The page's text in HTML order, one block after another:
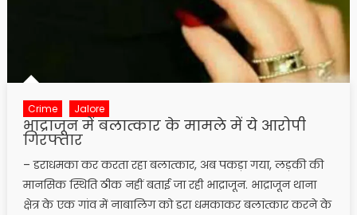
Crime Jalore
भाद्राजून में बलात्कार के मामले में ये आरोपी
गिरफ्तार
– डराधमका कर करता रहा बलात्कार, अब पकड़ा गया, लड़की की
मानसिक स्थिति ठीक नहीं बताई जा रही भाद्राजून. भाद्राजून थाना
क्षेत्र के एक गांव में नाबालिग को डरा धमकाकर बलात्कार करने के